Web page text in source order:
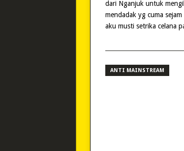
dari Nganjuk untuk
mendadak yg cuma
aku musti setrika celana
ANTI MAINSTREAM